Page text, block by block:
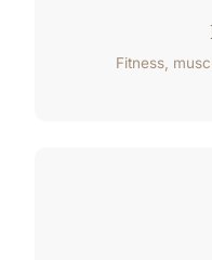
Fitness,